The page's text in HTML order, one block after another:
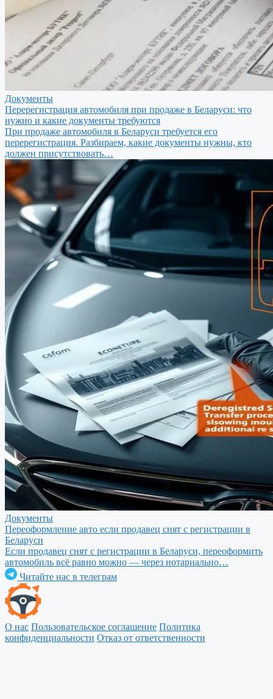
Документы
Перерегистрация автомобиля при продаже в Беларуси: что
нужно и какие документы требуются
При продаже автомобиля в Беларуси требуется его
перерегистрация. Разбираем, какие документы нужны, кто
должен присутствовать…
Документы
Переоформление авто если продавец снят с регистрации в
Беларуси
Если продавец снят с регистрации в Беларуси, переоформить
автомобиль всё равно можно — через нотариально…
Читайте нас в телеграм
О нас Пользовательское соглашение Политика
конфиденциальности Отказ от ответственности